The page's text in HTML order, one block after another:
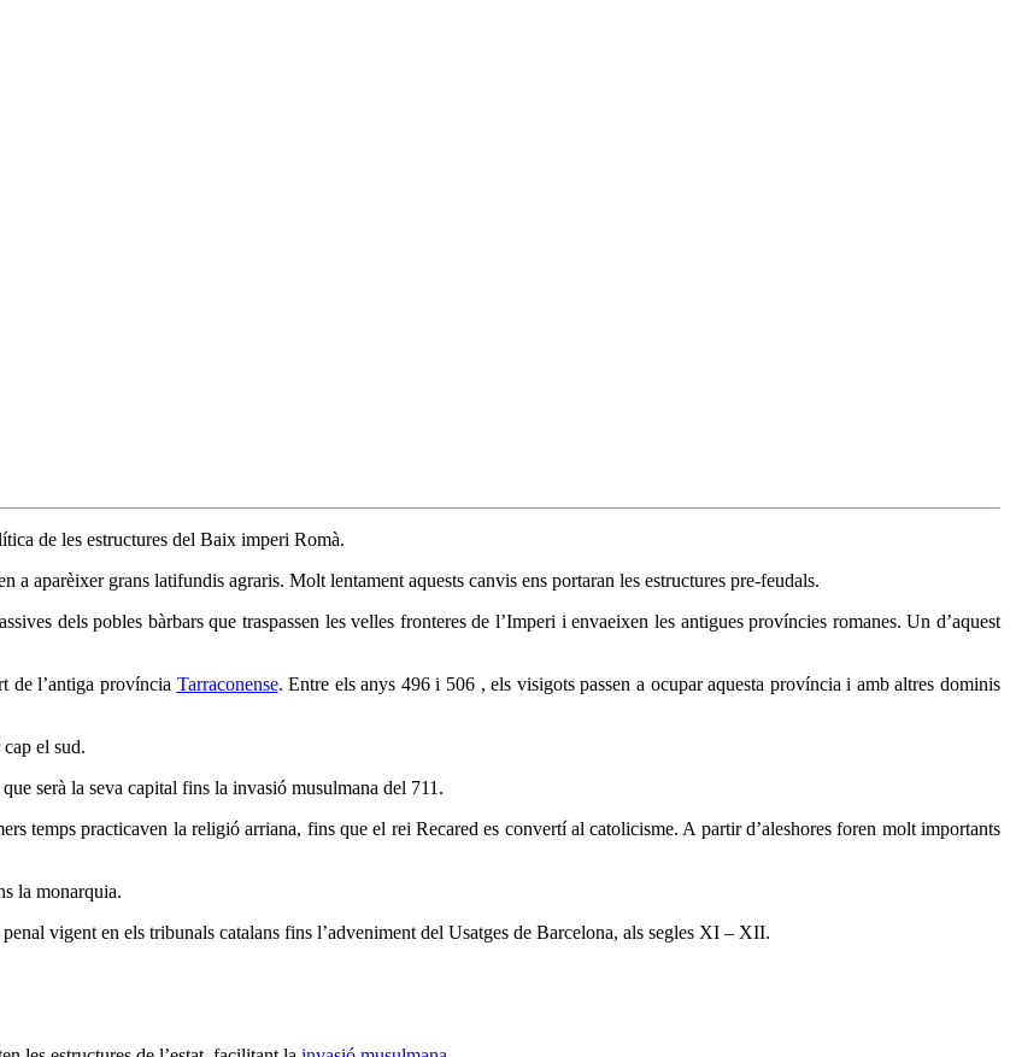
de les estructures del Baix imperi Romà.
a aparèixer grans latifundis agraris. Molt lentament aquests canvis ens portaran les estructures pre-feudals.
dels pobles bàrbars que traspassen les velles fronteres de l’Imperi i envaeixen les antigues províncies romanes. Un d’aquest
de l’antiga província Tarraconense. Entre els anys 496 i 506 , els visigots passen a ocupar aquesta província i amb altres dominis
el sud.
serà la seva capital fins la invasió musulmana del 711.
temps practicaven la religió arriana, fins que el rei Recared es convertí al catolicisme. A partir d’aleshores foren molt importants
la monarquia.
vigent en els tribunals catalans fins l’adveniment del Usatges de Barcelona, als segles XI – XII.